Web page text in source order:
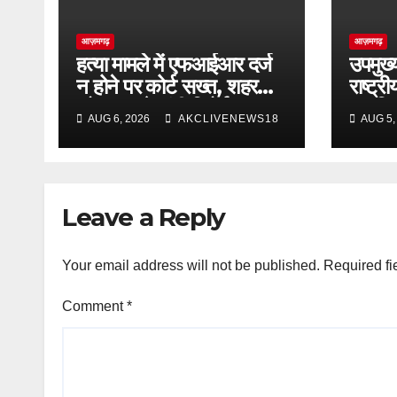
आज़मगढ़
हत्या मामले में एफआईआर दर्ज
न होने पर कोर्ट सख्त, शहर
कोतवाल से मांगी रिपोर्ट
AUG 6, 2026 AKCLIVENEWS18
आज़मगढ़
AUG
Leave a Reply
Your email address will not be published. Required
Comment*